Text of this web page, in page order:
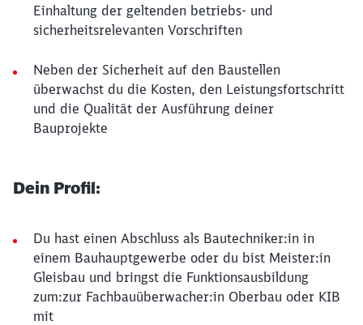
Einhaltung der geltenden betriebs- und
sicherheitsrelevanten Vorschriften
Neben der Sicherheit auf den Baustellen
überwachst du die Kosten, den Leistungsfortschritt
und die Qualität der Ausführung deiner
Bauprojekte
Dein Profil:
Du hast einen Abschluss als Bautechniker:in in
einem Bauhauptgewerbe oder du bist Meister:in
Gleisbau und bringst die Funktionsausbildung
zum:zur Fachbauüberwacher:in Oberbau oder KIB
mit